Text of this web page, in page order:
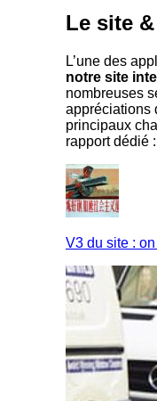
Le site
L’une des
notre site
nombreuses
appréciations
principaux
rapport dédié :
V3 du site :